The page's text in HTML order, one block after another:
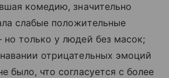
комедию, значительно
слабые положительные
только у людей без масок;
отрицательных эмоций
было, что согласуется с более